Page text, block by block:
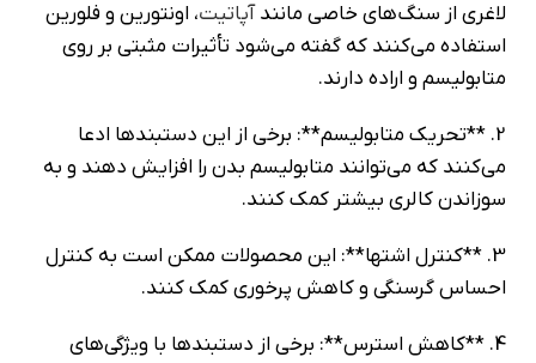
لاغری از سنگ‌های خاصی مانندآپاتیت، اونتورین و فلورین
استفاده می‌کنند که گفته می‌شود تأثیرات مثبتی بر روی
متابولیسم و اراده دارند.
2. **تحریک متابولیسم**: برخی از این دستبندها ادعا
می‌کنند که می‌توانند متابولیسم بدن را افزایش دهند و به
سوزاندن کالری بیشتر کمک کنند.
3. **کنترل اشتها**: این محصولات ممکن است به کنترل
احساس گرسنگی و کاهش پرخوری کمک کنند.
4. **کاهش استرس**: برخی از دستبندها با ویژگی‌های